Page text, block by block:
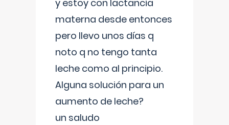
y estoy con lactancia
materna desde entonces
pero llevo unos días q
noto q no tengo tanta
leche como al principio.
Alguna solución para un
aumento de leche?
un saludo